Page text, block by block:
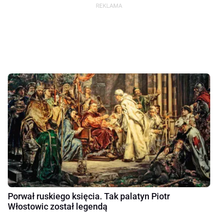
Porwał ruskiego księcia. Tak palatyn Piotr
Włostowic został legendą